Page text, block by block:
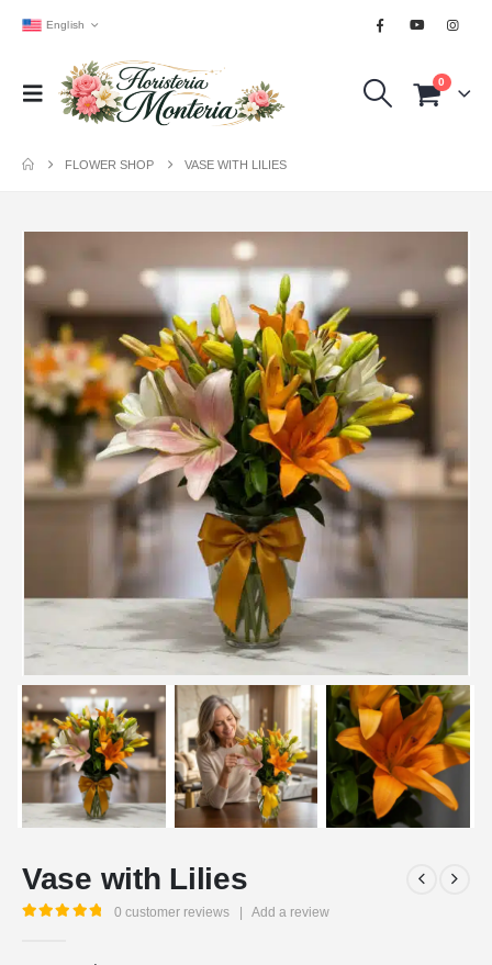
English
0
FLOWER SHOP VASE WITH LILIES
Vase with Lilies
0 customer reviews Add a review